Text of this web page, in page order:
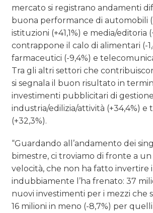
mercato si registrano andamenti
buona performance di automobili
istituzioni (+41,1%) e media/editoria
contrappone il calo di alimentari (-
farmaceutici (-9,4%) e
Tra gli altri settori che
si segnala il buon risultato in
investimenti pubblicitari di gestione
industria/edilizia/attività (+34,4%) e
(+32,3%).
“Guardando all’andamento dei
bimestre, ci troviamo di fronte a
velocità, che non ha fatto invertire
indubbiamente l’ha frenato: 37
nuovi investimenti per i mezzi che
16 milioni in meno (-8,7%) per